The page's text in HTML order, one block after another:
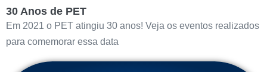
30 Anos de PET
Em 2021 o PET atingiu 30 anos! Veja os eventos realizados
para comemorar essa data